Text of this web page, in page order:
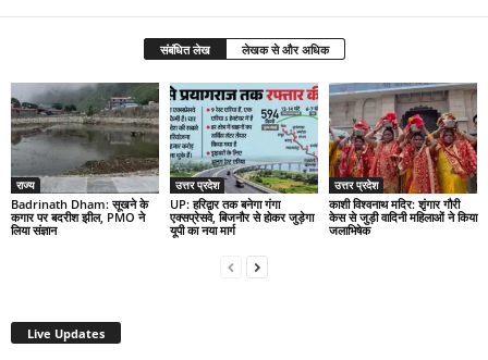
संबंधित लेख लेखक से और अधिक
राज्य
Badrinath Dham: सूखने के
कगार पर बदरीश झील, PMO ने
लिया संज्ञान
उत्तर प्रदेश
UP: हरिद्वार तक बनेगा गंगा
एक्सप्रेसवे, बिजनौर से होकर जुड़ेगा
यूपी का नया मार्ग
उत्तर प्रदेश
काशी विश्वनाथ मदिर: शृंगार गौरी
केस से जुड़ी वादिनी महिलाओं ने किया
जलाभिषेक
Live Updates